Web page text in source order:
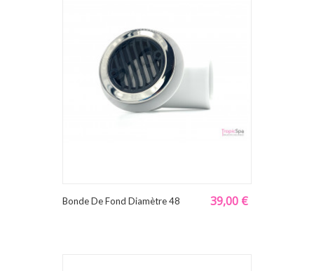
Bonde De Fond Diamètre 48 39,00 €